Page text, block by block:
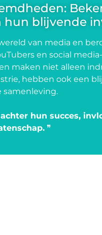
hun blijvende
van media en
en social
maken niet alleen
hebben ook een
samenleving.
hun succes,
❞